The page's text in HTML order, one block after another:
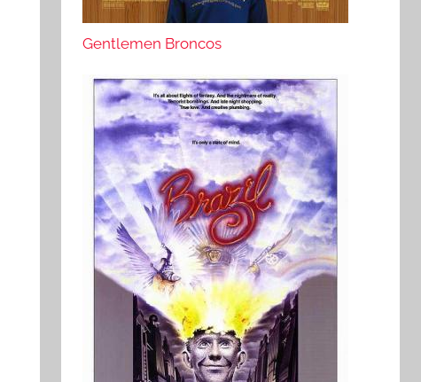
Gentlemen Broncos